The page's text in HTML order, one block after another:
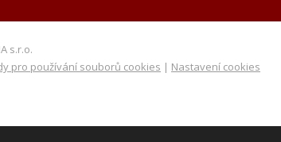
s.r.o.
pro používání souborů cookies | Nastavení cookies